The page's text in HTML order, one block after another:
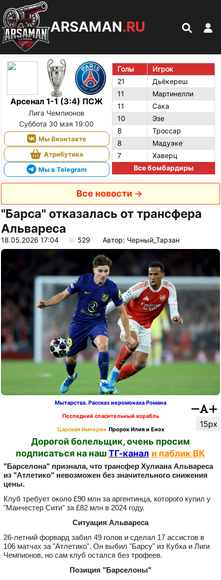
ARSAMAN.RU
Арсенал 1-1 (3:4) ПСЖ
Лига Чемпионов
Суббота 30 мая 19:00
Мы Вконтакте
Атрибутика
Мы в Telegram
Голы
Игрок
21
Дьёкереш
11
Мартинелли
11
Сака
10
Эзе
8
Троссар
8
Мадуэке
7
Хаверц
Все бомбардиры
Все новости
"Барса" отказалась от трансфера
Альвареса
18.05.2026 17:04 529 Автор: Черный_Тарзан
15px
Мытарства. Рассказ иеромонаха Романа
Последний спасительный корабль
Царская Империя Пророк Илия и Енох
Дорогой болельщик, очень просим
подписаться на нашТГ-канал и паблик ВК
"Барселона" признала, что трансфер Хулиана Альвареса
из "Атлетико" невозможен без значительного снижения
цены.
Клуб требует около £90 млн за аргентинца, которого купил у
"Манчестер Сити" за £82 млн в 2024 году.
Ситуация Альвареса
26‑летний форвард забил 49 голов и сделал 17 ассистов в
106 матчах за "Атлетико". Он выбил "Барсу" из Кубка и Лиги
Чемпионов, но сам клуб остался без трофеев.
Позиция "Барселоны"